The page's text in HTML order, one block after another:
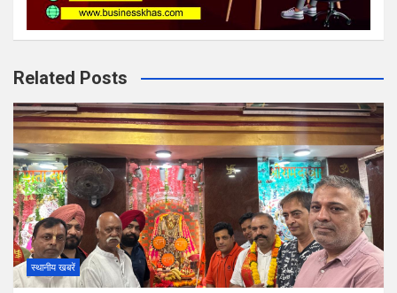
Related Posts
स्थानीय खबरें